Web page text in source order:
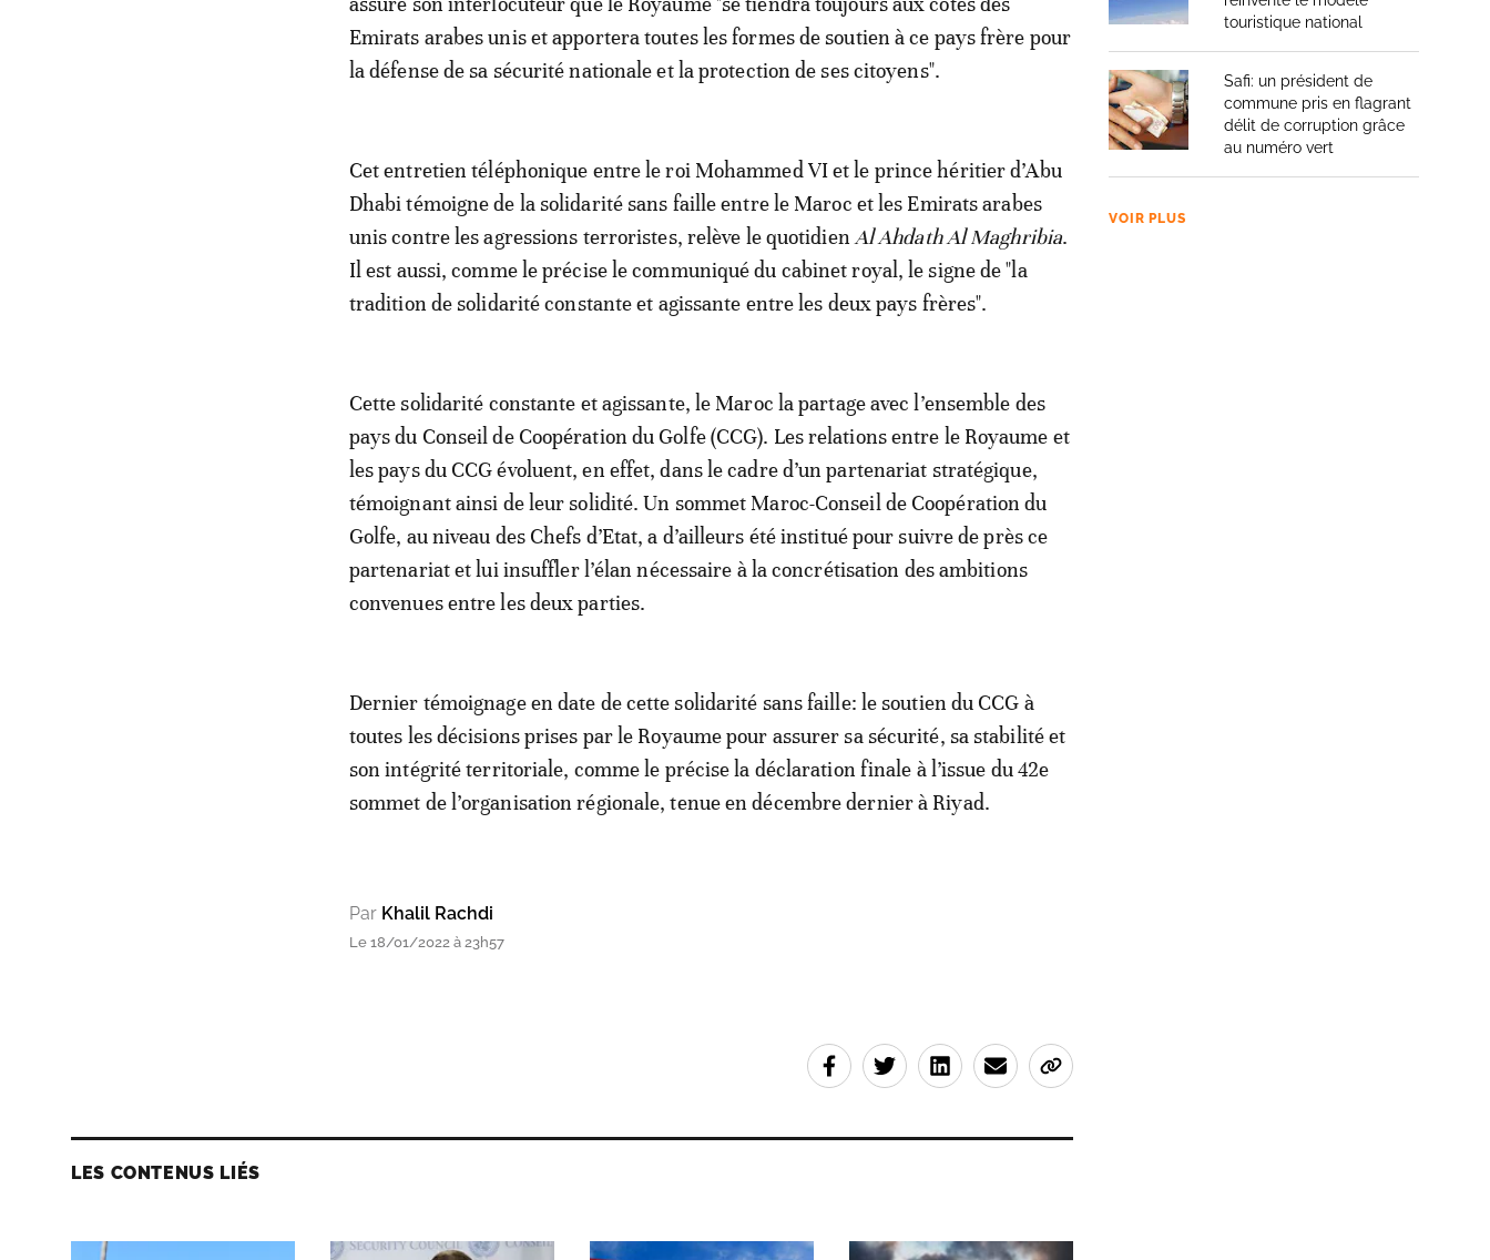
Emirats arabes unis et apportera toutes les formes de soutien à ce pays frère pour
la défense de sa sécurité nationale et la protection de ses citoyens".
Cet entretien téléphonique entre le roi Mohammed VI et le prince héritier d’Abu
Dhabi témoigne de la solidarité sans faille entre le Maroc et les Emirats arabes
unis contre les agressions terroristes, relève le quotidien Al Ahdath Al Maghribia.
Il est aussi, comme le précise le communiqué du cabinet royal, le signe de "la
tradition de solidarité constante et agissante entre les deux pays frères".
Cette solidarité constante et agissante, le Maroc la partage avec l’ensemble des
pays du Conseil de Coopération du Golfe (CCG). Les relations entre le Royaume et
les pays du CCG évoluent, en effet, dans le cadre d’un partenariat stratégique,
témoignant ainsi de leur solidité. Un sommet Maroc-Conseil de Coopération du
Golfe, au niveau des Chefs d’Etat, a d’ailleurs été institué pour suivre de près ce
partenariat et lui insuffler l’élan nécessaire à la concrétisation des ambitions
convenues entre les deux parties.
Dernier témoignage en date de cette solidarité sans faille: le soutien du CCG à
toutes les décisions prises par le Royaume pour assurer sa sécurité, sa stabilité et
son intégrité territoriale, comme le précise la déclaration finale à l’issue du 42e
sommet de l’organisation régionale, tenue en décembre dernier à Riyad.
Par Khalil Rachdi
Le 18/01/2022 à 23h57
LES CONTENUS LIÉS
touristique national
Safi: un président de
commune pris en flagrant
délit de corruption grâce
au numéro vert
VOIR PLUS